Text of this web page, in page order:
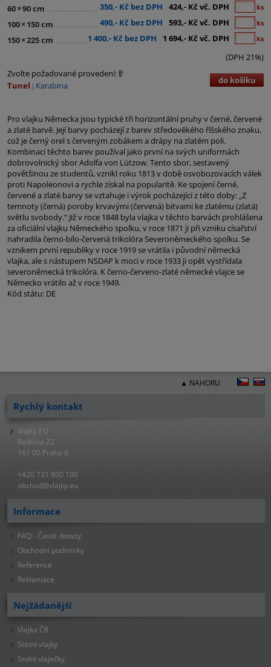
60×90 cm 350,- Kč bez DPH 424,- Kč vč. DPH ks
100× 150 cm 490,- Kč bez DPH 593,- Kč vč. DPH ks
150×225 cm 1 400,- Kč bez DPH 1 694,- Kč vč. DPH ks
(DPH 21%)
Zvolte požadované provedení:
Tunel
Karabina do košíku
Pro vlajku Německa jsou typické tři horizontální pruhy v černé, červené
a zlaté barvě. Její barvy pocházejí z barev středověkého říšského znaku,
což je černý orel s červeným zobákem a drápy na zlatém poli.
Kombinaci těchto barev používal jako první na svých uniformách
dobrovolnický sbor Adolfa von Lützow. Tento sbor, sestavený
povětšinou ze studentů, vznikl roku 1813 v době osvobozovacích válek
proti Napoleonovi a rychle získal na popularitě. Ke spojení černé,
červené a zlaté barvy se vztahuje i výrok pocházející z této doby: „Z
temnoty (černá) poroby krvavými (červená) bitvami ke zlatému (zlatá)
světlu svobody.“ Již v roce 1848 byla vlajka v těchto barvách prohlášena
za oficiální vlajku Německého spolku, v roce 1871 ji při vzniku císařství
nahradila černo-bílo-červená trikolóra Severoněmeckého spolku. Se
vznikem první republiky v roce 1919 se vrátila i původní německá
vlajka, ale s nástupem NSDAP k moci v roce 1933 ji opět vystřídala
severoněmecká trikolóra. K černo-červeno-zlaté německé vlajce se
Německo vrátilo až v roce 1949.
Kód státu: DE
▲ NAHORU
Rychlý kontakt
Vlajky.EU
Radčina 22
161 00 Praha 6
+420 731 800 100
obchod@vlajky.eu
Informace
FAQ - Časté dotazy
Obchodní podmínky
Reference
Reklamace
Nejžádanější
Vlajka ČR
Státní vlajky
Stolní vlaječky